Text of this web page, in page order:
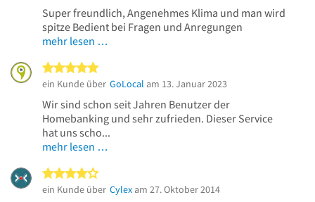
Super freundlich, Angenehmes Klima und man wird
spitze Bedient bei Fragen und Anregungen
mehr lesen …
ein Kunde über GoLocal am 13. Januar 2023
Wir sind schon seit Jahren Benutzer der
Homebanking und sehr zufrieden. Dieser Service
hat uns scho...
mehr lesen …
ein Kunde über Cylex am 27. Oktober 2014